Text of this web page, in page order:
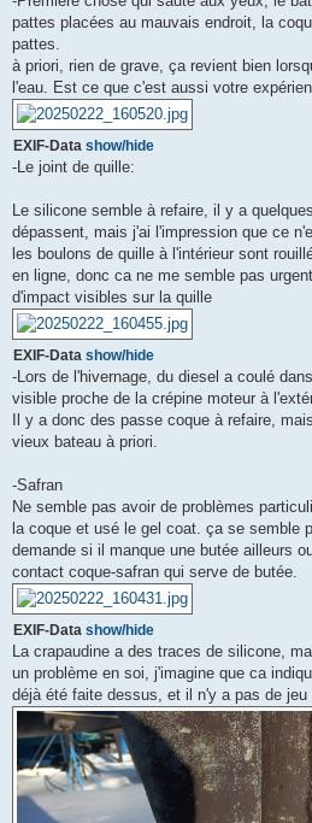
pattes placées au mauvais endroit, la
pattes.
à priori, rien de grave, ça revient bien
l'eau. Est ce que c'est aussi votre
EXIF-Data show/hide
-Le joint de quille:
Le silicone semble à refaire, il y a
dépassent, mais j'ai l'impression que ce
les boulons de quille à l'intérieur sont
en ligne, donc ca ne me semble pas
d'impact visibles sur la quille
EXIF-Data show/hide
-Lors de l'hivernage, du diesel a coulé
visible proche de la crépine moteur à
Il y a donc des passe coque à refaire,
vieux bateau à priori.
-Safran
Ne semble pas avoir de problèmes
la coque et usé le gel coat. ça se semble
demande si il manque une butée ailleurs
contact coque-safran qui serve de butée.
EXIF-Data show/hide
La crapaudine a des traces de silicone,
un problème en soi, j'imagine que ca
déjà été faite dessus, et il n'y a pas de jeu